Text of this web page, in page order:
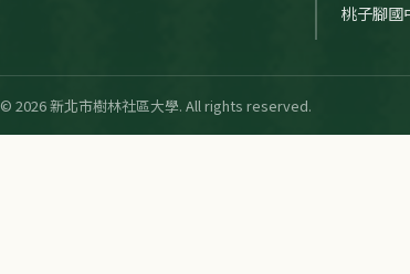
桃子腳國
© 2026 新北市樹林社區大學. All rights reserved.